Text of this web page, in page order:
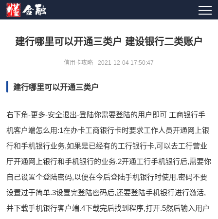
建行哪里可以开通三类户 建设银行二类账户
信用卡攻略 2021-12-04 17:50:47
建行哪里可以开通三类户
右下角-更多-安全退出-登陆你需要登陆的用户即可 工商银行手
机客户端怎么用:1在办卡工商银行卡时要求工作人员开通网上银
行和手机银行业务,如果是已经有的工行银行卡,可以去工行营业
厅开通网上银行和手机银行的业务.2开通工行手机银行后,需要你
自己设置个登陆密码,以便在今后登陆手机银行时使用.密码不要
设置过于简单.3设置完登陆密码后,还要登陆手机银行进行激活,
并下载手机银行客户端.4下载完后找到程序,打开.5然后输入用户